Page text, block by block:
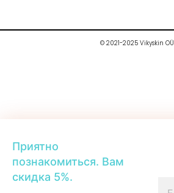
Приятно
познакомиться. Вам
скидка 5%.
© 2021-2025 Vikyskin OÜ